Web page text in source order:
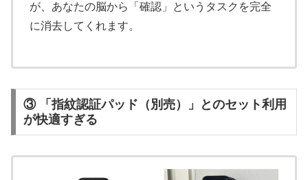
が、あなたの脳から「確認」というタスクを完全
に消去してくれます。
③ 「指紋認証パッド（別売）」とのセット利用
が快適すぎる